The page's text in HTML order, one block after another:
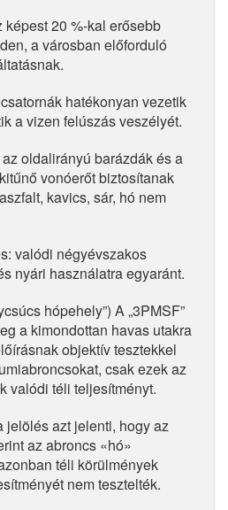
20 %-kal erősebb
a városban előforduló
hatékonyan vezetik
a vizen felúszás veszélyét.
oldalirányú barázdák és a
vonóerőt biztosítanak
kavics, sár, hó nem
valódi négyévszakos
nyári használatra egyaránt.
hópehely”) A „3PMSF”
a kimondottan havas utakra
objektív tesztekkel
csak ezek az
valódi téli teljesítményt.
jelölés azt jelenti, hogy az
az abroncs «hó»
téli körülmények
nem tesztelték.